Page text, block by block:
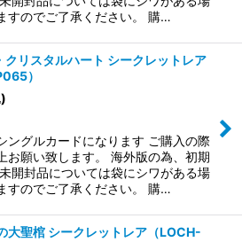
すのでご了承ください。 購…
クリスタルハート シークレットレア
）
ングルカードになります ご購入の際
お願い致します。 海外版の為、初期
開封品については袋にシワがある場
すのでご了承ください。 購…
大聖棺 シークレットレア（LOCH-